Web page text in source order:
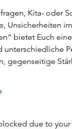
Kita- oder
Unsicherheiten
bietet Euch
unterschiedliche
gegenseitige
due to